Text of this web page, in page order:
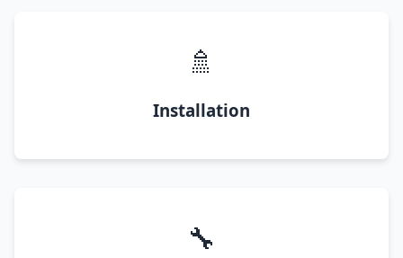
🚿
Installation
🔧